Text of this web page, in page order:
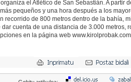
el Atlético de San Sebastián. A partir
pequeños y una hora después a los
recorrido de 800 metros dentro de la bahía,
dar cuenta de una distancia de 3.000 metros,
en la página web